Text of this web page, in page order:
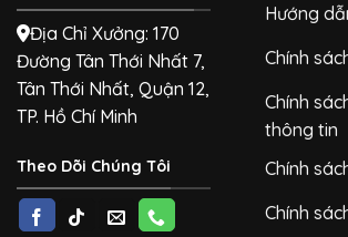
Địa Chỉ Xưởng: 170
Đường Tân Thới Nhất 7,
Tân Thới Nhất, Quận 12,
TP. Hồ Chí Minh
Theo Dõi Chúng Tôi
Hướng
Chính
Chính
thông tin
Chính
Chính